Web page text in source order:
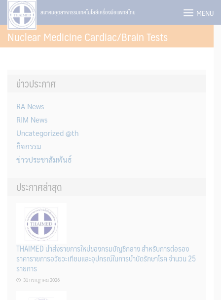
Skip
content
สมาคมอุตสาหกรรมเทคโนโลยีเครื่องมือแพทย์ไทย MENU
Nuclear Medicine Cardiac/Brain Tests
ข่าวประกาศ
RA News
RIM News
Uncategorized @th
กิจกรรม
ข่าวประชาสัมพันธ์
ประกาศล่าสุด
THAIMED นำส่งรายการใหม่ของกรมบัญชีกลาง สำหรับการต่อรอง
ราคารายการอวัยวะเทียมและอุปกรณ์ในการบำบัดรักษาโรค จำนวน 25
รายการ
31 กรกฎาคม 2026